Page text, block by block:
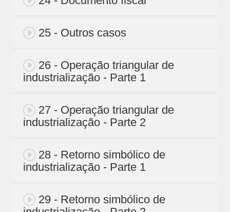
25 - Outros casos
26 - Operação triangular de
industrialização - Parte 1
27 - Operação triangular de
industrialização - Parte 2
28 - Retorno simbólico de
industrialização - Parte 1
29 - Retorno simbólico de